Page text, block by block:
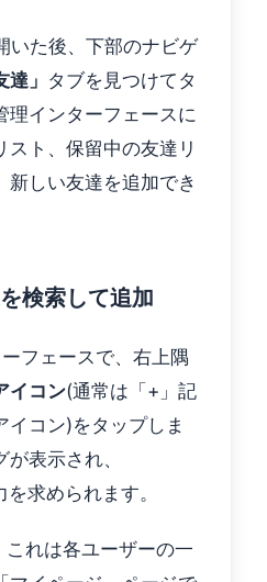
いた後、下部のナビゲ
達」 タブを見つけてタ
理インターフェースに
スト、保留中の友達リ
新しい友達を追加でき
検索して追加
フェースで、右上隅
イコン(通常は「+」記
イコン)をタップしま
表示され、
を求められます。
これは各ユーザーの一